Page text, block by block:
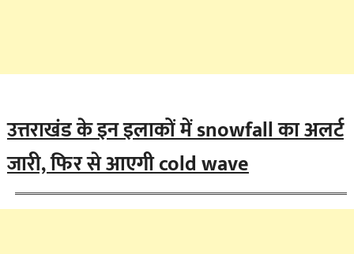
उत्तराखंड के इन इलाकों में snowfall का अलर्ट
जारी, फिर से आएगी cold wave